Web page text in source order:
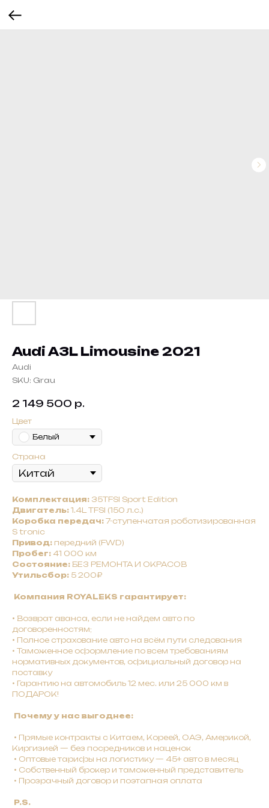
Audi A3L Limousine 2021
Audi
SKU: Grau
2 149 500 р.
Цвет
Белый
Страна
Комплектация: 35TFSI Sport Edition
Двигатель: 1.4L TFSI (150 л.с.)
Коробка передач: 7-ступенчатая роботизированная
S tronic
Привод: передний (FWD)
Пробег: 41 000 км
Состояние: БЕЗ РЕМОНТА И ОКРАСОВ
Утильсбор: 5 200₽
Компания ROYALEKS гарантирует:
• Bозврат авaнca, ecли нe нaйдeм авто по
договоренностям;
• Полное страхование авто на всём пути следования
• Таможенное оформление по всем требованиям
нормативных документов, официальный договор на
поставку
• Гарантию на автомобиль 12 мес. или 25 000 км в
ПОДАРОК!
Почему у нас выгоднее:
• Прямые контракты с Китаем, Кореей, ОАЭ, Америкой,
Киргизией — без посредников и наценок
• Оптовые тарифы на логистику — 45+ авто в месяц
• Собственный брокер и таможенный представитель
• Прозрачный договор и поэтапная оплата
P.S.